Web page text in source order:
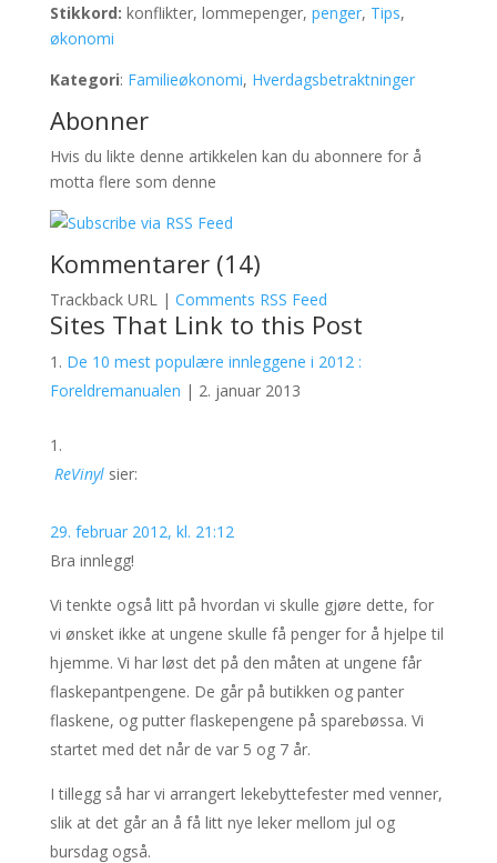
Stikkord: konflikter, lommepenger, penger, Tips,
økonomi
Kategori: Familieøkonomi, Hverdagsbetraktninger
Abonner
Hvis du likte denne artikkelen kan du abonnere for å
motta flere som denne
Kommentarer (14)
Trackback URL | Comments RSS Feed
Sites That Link to this Post
De 10 mest populære innleggene i 2012 :
Foreldremanualen | 2. januar 2013
ReVinyl sier:
29. februar 2012, kl. 21:12
Bra innlegg!
Vi tenkte også litt på hvordan vi skulle gjøre dette, for
vi ønsket ikke at ungene skulle få penger for å hjelpe til
hjemme. Vi har løst det på den måten at ungene får
flaskepantpengene. De går på butikken og panter
flaskene, og putter flaskepengene på sparebøssa. Vi
startet med det når de var 5 og 7 år.
I tillegg så har vi arrangert lekebyttefester med venner,
slik at det går an å få litt nye leker mellom jul og
bursdag også.